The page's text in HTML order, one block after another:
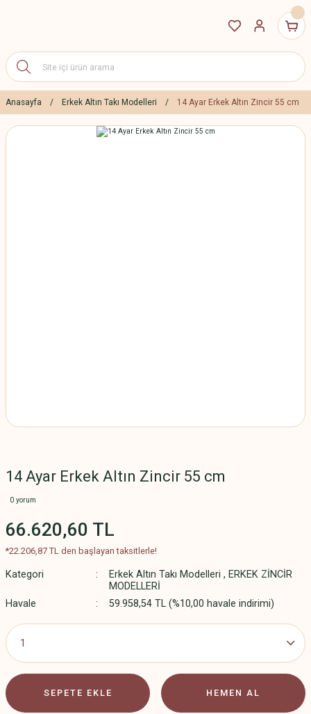
Anasayfa Erkek Altın Takı Modelleri 14 Ayar Erkek Altın Zincir 55 cm
14 Ayar Erkek Altın Zincir 55 cm
0 yorum
66.620,60 TL
*22.206,87 TL den başlayan taksitlerle!
Kategori Erkek Altın Takı Modelleri , ERKEK ZİNCİR
MODELLERİ
Havale
59.958,54 TL (%10,00 havale indirimi)
SEPETE EKLE HEMEN AL